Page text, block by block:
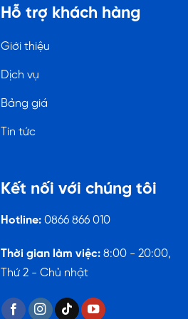
Hỗ trợ khách hàng
Giới thiệu
Dịch vụ
Bảng giá
Tin tức
Kết nối với chúng tôi
Hotline: 0866 866 010
Thời gian làm việc:8:00 - 20:00,
Thứ 2 - Chủ nhật